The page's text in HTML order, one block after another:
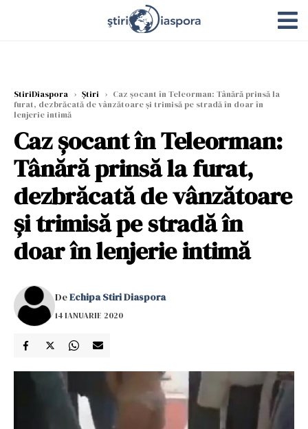
StiriDiaspora › Știri › Caz șocant în Teleorman: Tânără prinsă la
furat, dezbrăcată de vânzătoare și trimisă pe stradă în doar în
lenjerie intimă
Caz șocant în Teleorman:
Tânără prinsă la furat,
dezbrăcată de vânzătoare
și trimisă pe stradă în
doar în lenjerie intimă
DeEchipa Stiri Diaspora
14 IANUARIE 2020